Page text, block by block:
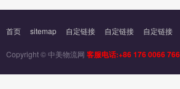
首页 sitemap 自定链接 自定链接 自定链接
Copyright © 中美物流网 客服电话:+86 176 0066